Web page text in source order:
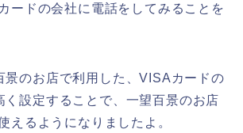
ードの会社に電話をしてみることを
景のお店で利用した、VISAカードの
く設定することで、一望百景のお店
えるようになりましたよ。